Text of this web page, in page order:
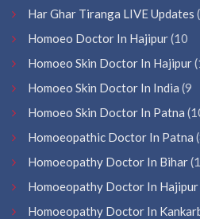
Har Ghar Tiranga LIVE Updates
Homoeo Doctor In Hajipur(10
Homoeo Skin Doctor In Hajipur
Homoeo Skin Doctor In India (9
Homoeo Skin Doctor In Patna
Homoeopathic Doctor In Patna
Homoeopathy Doctor In Bihar
Homoeopathy Doctor In Hajipur
Homoeopathy Doctor In